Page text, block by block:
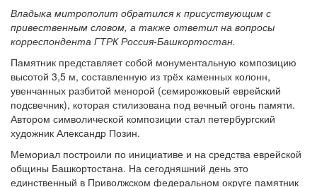
Владыка митрополит обратился к присуствующим с
привественным словом, а также ответил на вопросы
корреспондента ГТРК Россия-Башкортостан.
Памятник представляет собой монументальную композицию
высотой 3,5 м, составленную из трёх каменных колонн,
увенчанных разбитой менорой (семирожковый еврейский
подсвечник), которая стилизована под вечный огонь памяти.
Автором символической композиции стал петербургский
художник Александр Позин.
Мемориал построили по инициативе и на средства еврейской
общины Башкортостана. На сегодняшний день это
единственный в Приволжском федеральном округе памятник